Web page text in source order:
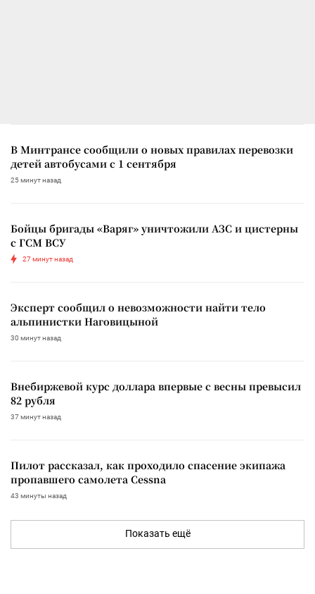
В Минтрансе сообщили о новых правилах перевозки
детей автобусами с 1 сентября
25 минут назад
Бойцы бригады «Варяг» уничтожили АЗС и цистерны
с ГСМ ВСУ
27 минут назад
Эксперт сообщил о невозможности найти тело
альпинистки Наговицыной
30 минут назад
Внебиржевой курс доллара впервые с весны превысил
82 рубля
37 минут назад
Пилот рассказал, как проходило спасение экипажа
пропавшего самолета Cessna
43 минуты назад
Показать ещё